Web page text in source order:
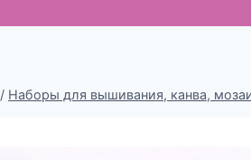
/ Наборы для вышивания, канва,